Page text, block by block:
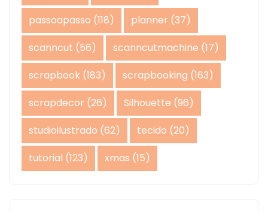
passoapasso (118) planner (37)
scanncut (56) scanncutmachine (17)
scrapbook (183) scrapbooking (163)
scrapdecor (26) Silhouette (96)
studioilustrado (62) tecido (20)
tutorial (123) xmas (15)